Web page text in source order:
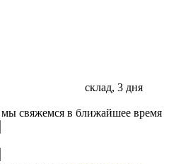
склад, 3 дня
свяжемся в ближайшее время